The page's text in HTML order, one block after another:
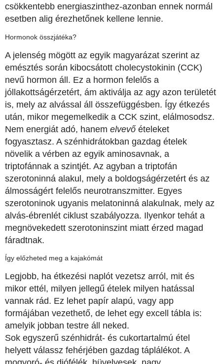
csökkentebb energiaszinthez-azonban ennek normál
esetben alig érezhetőnek kellene lennie.
Hormonok összjátéka?
A jelenség mögött az egyik magyarázat szerint az
emésztés során kibocsátott cholecystokinin (CCK)
nevű hormon áll. Ez a hormon felelős a
jóllakottságérzetért, ám aktiválja az agy azon területét
is, mely az alvással áll összefüggésben. Így étkezés
után, mikor megemelkedik a CCK szint, elálmosodsz.
Nem energiát adó, hanem elvevő ételeket
fogyasztasz. A szénhidrátokban gazdag ételek
növelik a vérben az egyik aminosavnak, a
triptofánnak a szintjét. Az agyban a triptofán
szerotoninná alakul, mely a boldogságérzetért és az
álmosságért felelős neurotranszmitter. Egyes
szerotoninok ugyanis melatoninná alakulnak, mely az
alvás-ébrenlét ciklust szabályozza. Ilyenkor tehát a
megnövekedett szerotoninszint miatt érzed magad
fáradtnak.
Így előzheted meg a kajakómát
Legjobb, ha étkezési naplót vezetsz arról, mit és
mikor ettél, milyen jellegű ételek milyen hatással
vannak rád. Ez lehet papír alapú, vagy app
formájában vezethető, de lehet egy excell tábla is:
amelyik jobban testre áll neked.
Sok egyszerű szénhidrát- és cukortartalmú étel
helyett válassz fehérjében gazdag táplálékot. A